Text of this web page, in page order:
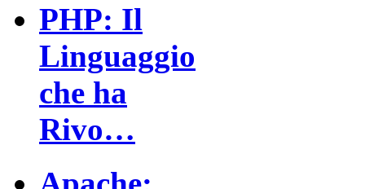
PHP: Il
Linguaggio
che ha
Rivo…